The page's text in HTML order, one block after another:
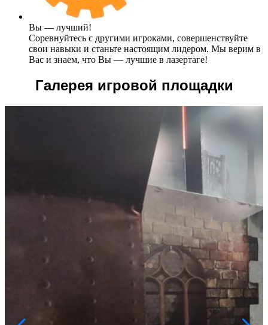
Вы — лучший!
Соревнуйтесь с другими игроками, совершенствуйте
свои навыки и станьте настоящим лидером. Мы верим в
Вас и знаем, что Вы — лучшие в лазертаге!
Галерея игровой площадки